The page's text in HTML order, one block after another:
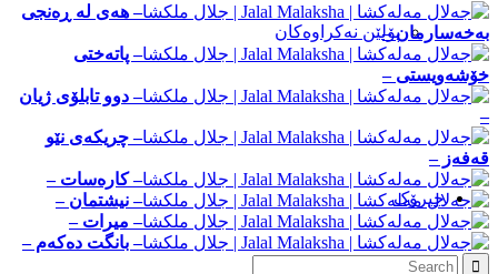
پۆلێن نەکراوەکان
چیرۆک
– ھەی لە ڕەنجی
بەخەسارمان –
– پاته‌ختی
خۆشه‌ویستی –
– دوو تابلۆی ژیان
–
– چریکەی نێو
قەفەز –
– کاره‌سات –
– نیشتمان –
– میرات –
– بانگت ده‌که‌م –